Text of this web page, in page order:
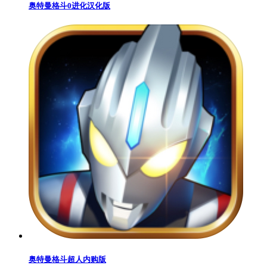
奥特曼格斗0进化汉化版
奥特曼格斗超人内购版